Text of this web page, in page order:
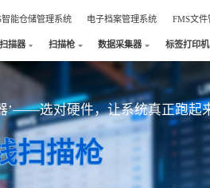
智能仓储管理系统 电子档案管理系统 FMS文
描器 扫描枪 数据采集器 标签打印机
’——选对硬件，让系统真正跑起
扫描枪